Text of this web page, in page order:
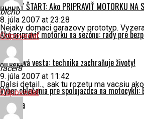
HLADKÝ ŠTART: Ako PRIPRAVIŤ MOTORKU NA
Ako pripraviť motorku na sezónu: rady pre
Airbagová vesta: technika zachraňuje životy!
Výber oblečenia pre spolujazdca na
História
blcho
8. júla 2007 at 23:28
Nejaky domaci garazovy prototyp.
Odpovedať
racer8
9. júla 2007 at 11:42
Dalsi detail… sak tu rozetu ma vacsiu
Odpovedať